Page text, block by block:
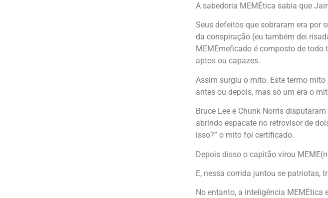
A sabedoria MEMÉtica sabia que
Seus defeitos que sobraram era por
da conspiração (eu também dei
MEMEmeficado é composto de todo
aptos ou capazes.
Assim surgiu o mito. Este termo
antes ou depois, mas só um era o
Bruce Lee e Chunk Norris
abrindo espacate no retrovisor de
isso?” o mito foi certificado.
Depois disso o capitão virou
E, nessa corrida juntou se patriotas,
No entanto, a inteligência